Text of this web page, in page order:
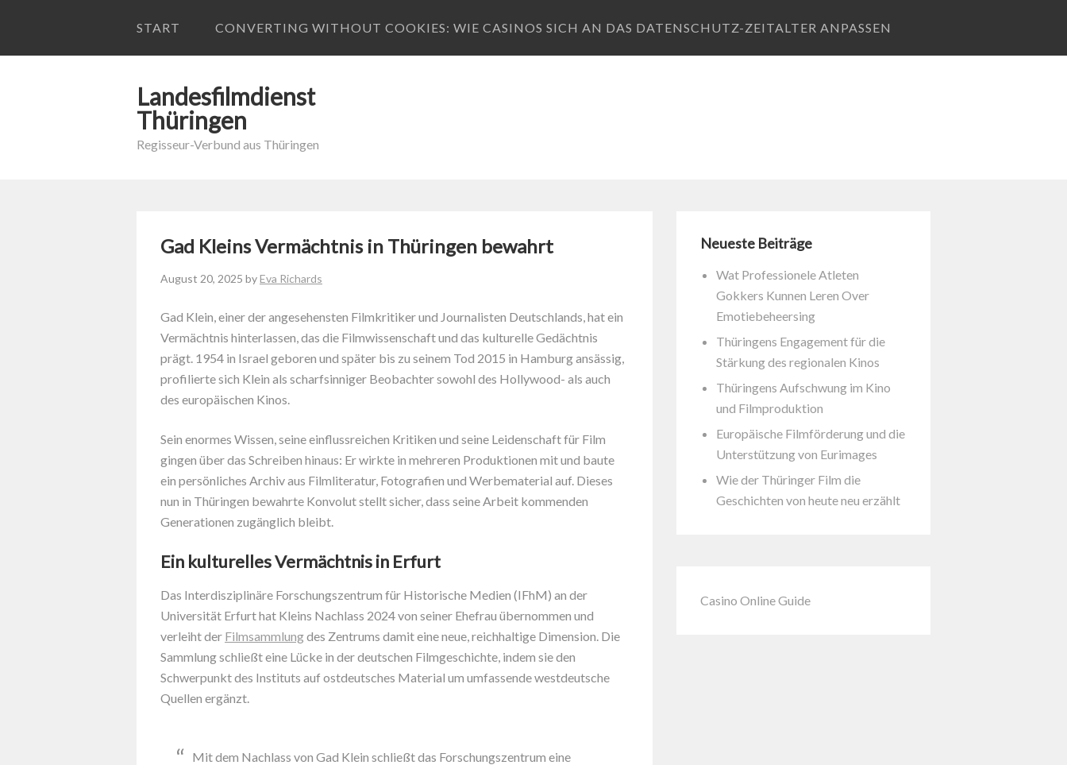
START CONVERTING WITHOUT COOKIES: WIE CASINOS SICH AN DAS DATENSCHUTZ-ZEITALTER ANPASSEN
Landesfilmdienst
Thüringen
Regisseur-Verbund aus Thüringen
Gad Kleins Vermächtnis in Thüringen bewahrt
August 20, 2025 byEva Richards
Gad Klein, einer der angesehensten Filmkritiker und Journalisten Deutschlands, hat ein
Vermächtnis hinterlassen, das die Filmwissenschaft und das kulturelle Gedächtnis
prägt. 1954 in Israel geboren und später bis zu seinem Tod 2015 in Hamburg ansässig,
profilierte sich Klein als scharfsinniger Beobachter sowohl des Hollywood- als auch
des europäischen Kinos.
Sein enormes Wissen, seine einflussreichen Kritiken und seine Leidenschaft für Film
gingen über das Schreiben hinaus: Er wirkte in mehreren Produktionen mit und baute
ein persönliches Archiv aus Filmliteratur, Fotografien und Werbematerial auf. Dieses
nun in Thüringen bewahrte Konvolut stellt sicher, dass seine Arbeit kommenden
Generationen zugänglich bleibt.
Ein kulturelles Vermächtnis in Erfurt
Das Interdisziplinäre Forschungszentrum für Historische Medien (IFhM) an der
Universität Erfurt hat Kleins Nachlass 2024 von seiner Ehefrau übernommen und
verleiht der Filmsammlungdes Zentrums damit eine neue, reichhaltige Dimension. Die
Sammlung schließt eine Lücke in der deutschen Filmgeschichte, indem sie den
Schwerpunkt des Instituts auf ostdeutsches Material um umfassende westdeutsche
Quellen ergänzt.
Mit dem Nachlass von Gad Klein schließt das Forschungszentrum eine
Neueste Beiträge
Wat Professionele Atleten
Gokkers Kunnen Leren Over
Emotiebeheersing
Thüringens Engagement für die
Stärkung des regionalen Kinos
Thüringens Aufschwung im Kino
und Filmproduktion
Europäische Filmförderung und die
Unterstützung von Eurimages
Wie der Thüringer Film die
Geschichten von heute neu erzählt
Casino Online Guide